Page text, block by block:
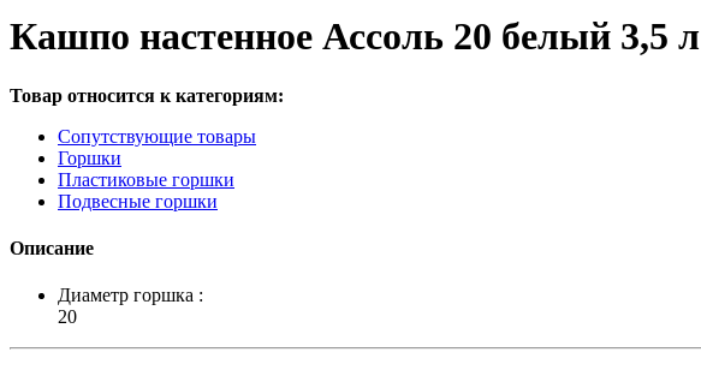
Кашпо настенное Ассоль 20 белый 3,5 л
Товар относится к категориям:
Сопутствующие товары
Горшки
Пластиковые горшки
Подвесные горшки
Описание
Диаметр горшка :
20